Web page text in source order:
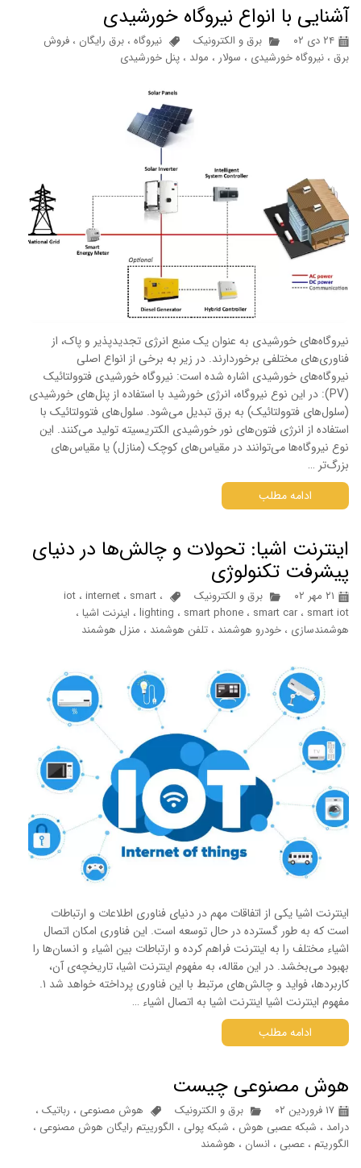
آشنایی با انواع نیروگاه خورشیدی
۲۴ دی ۰۲ برق و الکترونیک نیروگاه ، برق رایگان ، فروش
برق ، نیروگاه خورشیدی ، سولار ، مولد ، پنل خورشیدی
نیروگاه‌های خورشیدی به عنوان یک منبع انرژی تجدیدپذیر و پاک، از
فناوری‌های مختلفی برخوردارند. در زیر به برخی از انواع اصلی
نیروگاه‌های خورشیدی اشاره شده است: نیروگاه خورشیدی فتوولتائیک
(PV): در این نوع نیروگاه، انرژی خورشید با استفاده از پنل‌های خورشیدی
(سلول‌های فتوولتائیک) به برق تبدیل می‌شود. سلول‌های فتوولتائیک با
استفاده از انرژی فتون‌های نور خورشیدی الکتریسیته تولید می‌کنند. این
نوع نیروگاه‌ها می‌توانند در مقیاس‌های کوچک (منازل) یا مقیاس‌های
بزرگ‌تر …
ادامه مطلب
اینترنت اشیا: تحولات و چالش‌ها در دنیای
پیشرفت تکنولوژی
۲۱ مهر ۰۲ برق و الکترونیک iot ، internet ، smart ،
lighting ، smart phone ، smart car ، smart iot ، اینرنت اشیا ،
هوشمندسازی ، خودرو هوشمند ، تلفن هوشمند ، منزل هوشمند
اینترنت اشیا یکی از اتفاقات مهم در دنیای فناوری اطلاعات و ارتباطات
است که به طور گسترده در حال توسعه است. این فناوری امکان اتصال
اشیاء مختلف را به اینترنت فراهم کرده و ارتباطات بین اشیاء و انسان‌ها را
بهبود می‌بخشد. در این مقاله، به مفهوم اینترنت اشیا، تاریخچه‌ی آن،
کاربردها، فواید و چالش‌های مرتبط با این فناوری پرداخته خواهد شد ۱.
مفهوم اینترنت اشیا اینترنت اشیا به اتصال اشیاء …
ادامه مطلب
هوش مصنوعی چیست
۱۷ فروردین ۰۲ برق و الکترونیک هوش مصنوعی ، رباتیک ،
درامد ، شبکه عصبی هوش ، شبکه پولی ، الگورییتم رایگان هوش مصنوعی ،
الگوریتم ، عصبی ، انسان ، هوشمند